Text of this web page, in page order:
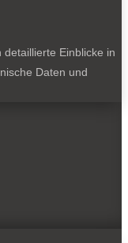
Einblicke in
Daten und